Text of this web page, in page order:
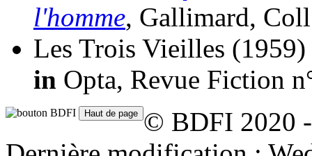
l'homme, Gallimard,
Les Trois Vieilles (1959)
in Opta, Revue Fiction
© BDFI 2020